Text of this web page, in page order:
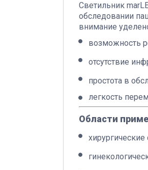
Светильник
обследовании
внимание
возможность
отсутствие
простота в
легкость
Области